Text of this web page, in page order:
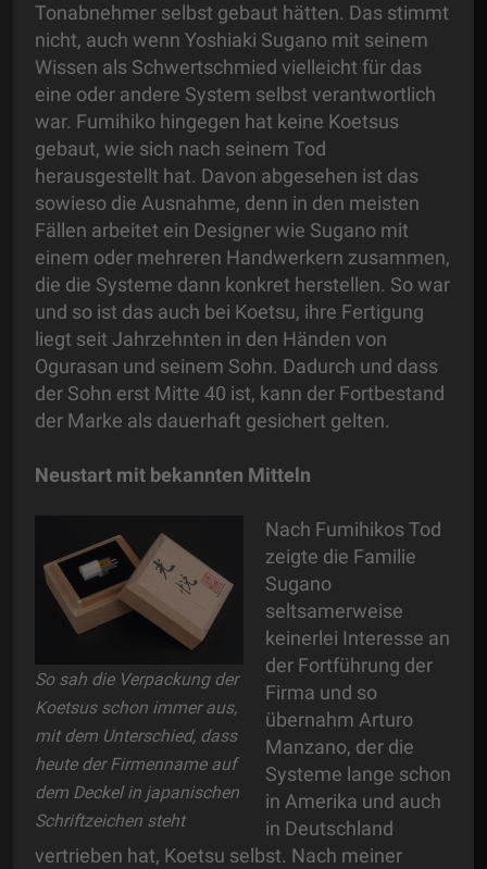
Tonabnehmer selbst gebaut hätten. Das stimmt
nicht, auch wenn Yoshiaki Sugano mit seinem
Wissen als Schwertschmied vielleicht für das
eine oder andere System selbst verantwortlich
war. Fumihiko hingegen hat keine Koetsus
gebaut, wie sich nach seinem Tod
herausgestellt hat. Davon abgesehen ist das
sowieso die Ausnahme, denn in den meisten
Fällen arbeitet ein Designer wie Sugano mit
einem oder mehreren Handwerkern zusammen,
die die Systeme dann konkret herstellen. So war
und so ist das auch bei Koetsu, ihre Fertigung
liegt seit Jahrzehnten in den Händen von
Ogurasan und seinem Sohn. Dadurch und dass
der Sohn erst Mitte 40 ist, kann der Fortbestand
der Marke als dauerhaft gesichert gelten.
Neustart mit bekannten Mitteln
So sah die Verpackung der
Koetsus schon immer aus,
mit dem Unterschied, dass
heute der Firmenname auf
dem Deckel in japanischen
Schriftzeichen steht
Nach Fumihikos Tod
zeigte die Familie
Sugano
seltsamerweise
keinerlei Interesse an
der Fortführung der
Firma und so
übernahm Arturo
Manzano, der die
Systeme lange schon
in Amerika und auch
in Deutschland
vertrieben hat, Koetsu selbst. Nach meiner